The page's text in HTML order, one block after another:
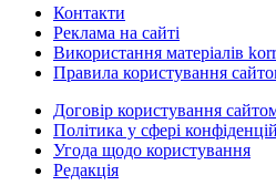
Контакти
Реклама на сайті
Використання матеріалів
Правила користування
Договір користування
Політика у сфері
Угода щодо користування
Редакція